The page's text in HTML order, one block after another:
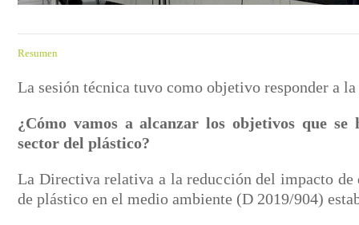
Resumen
La sesión técnica tuvo como objetivo responder a
¿Cómo vamos a alcanzar los objetivos que se
sector del plástico?
La Directiva relativa a la reducción del impacto de
de plástico en el medio ambiente (D 2019/904)